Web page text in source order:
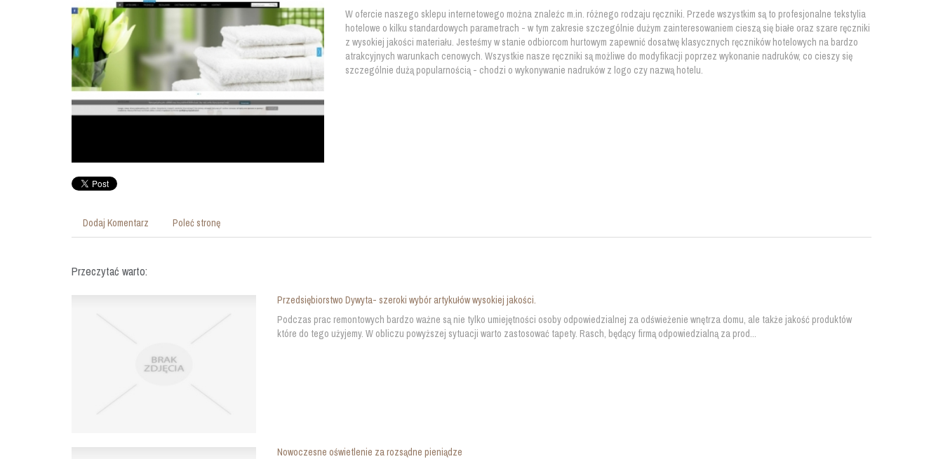
W ofercie naszego sklepu internetowego można znaleźc m.in. różnego rodzaju ręczniki. Przede wszystkim są to profesjonalne tekstylia
hotelowe o kilku standardowych parametrach - w tym zakresie szczególnie dużym zainteresowaniem cieszą się białe oraz szare ręczniki
z wysokiej jakości materiału. Jesteśmy w stanie odbiorcom hurtowym zapewnić dosatwę klasycznych ręczników hotelowych na bardzo
atrakcyjnych warunkach cenowych. Wszystkie nasze ręczniki są możliwe do modyfikacji poprzez wykonanie nadruków, co cieszy się
szczególnie dużą popularnością - chodzi o wykonywanie nadruków z logo czy nazwą hotelu.
Dodaj Komentarz Poleć stronę
Przeczytać warto:
Przedsiębiorstwo Dywyta- szeroki wybór artykułów wysokiej jakości.
Podczas prac remontowych bardzo ważne są nie tylko umiejętności osoby odpowiedzialnej za odświeżenie wnętrza domu, ale także jakość produktów
które do tego użyjemy. W obliczu powyższej sytuacji warto zastosować tapety. Rasch, będący firmą odpowiedzialną za prod...
Nowoczesne oświetlenie za rozsądne pieniądze